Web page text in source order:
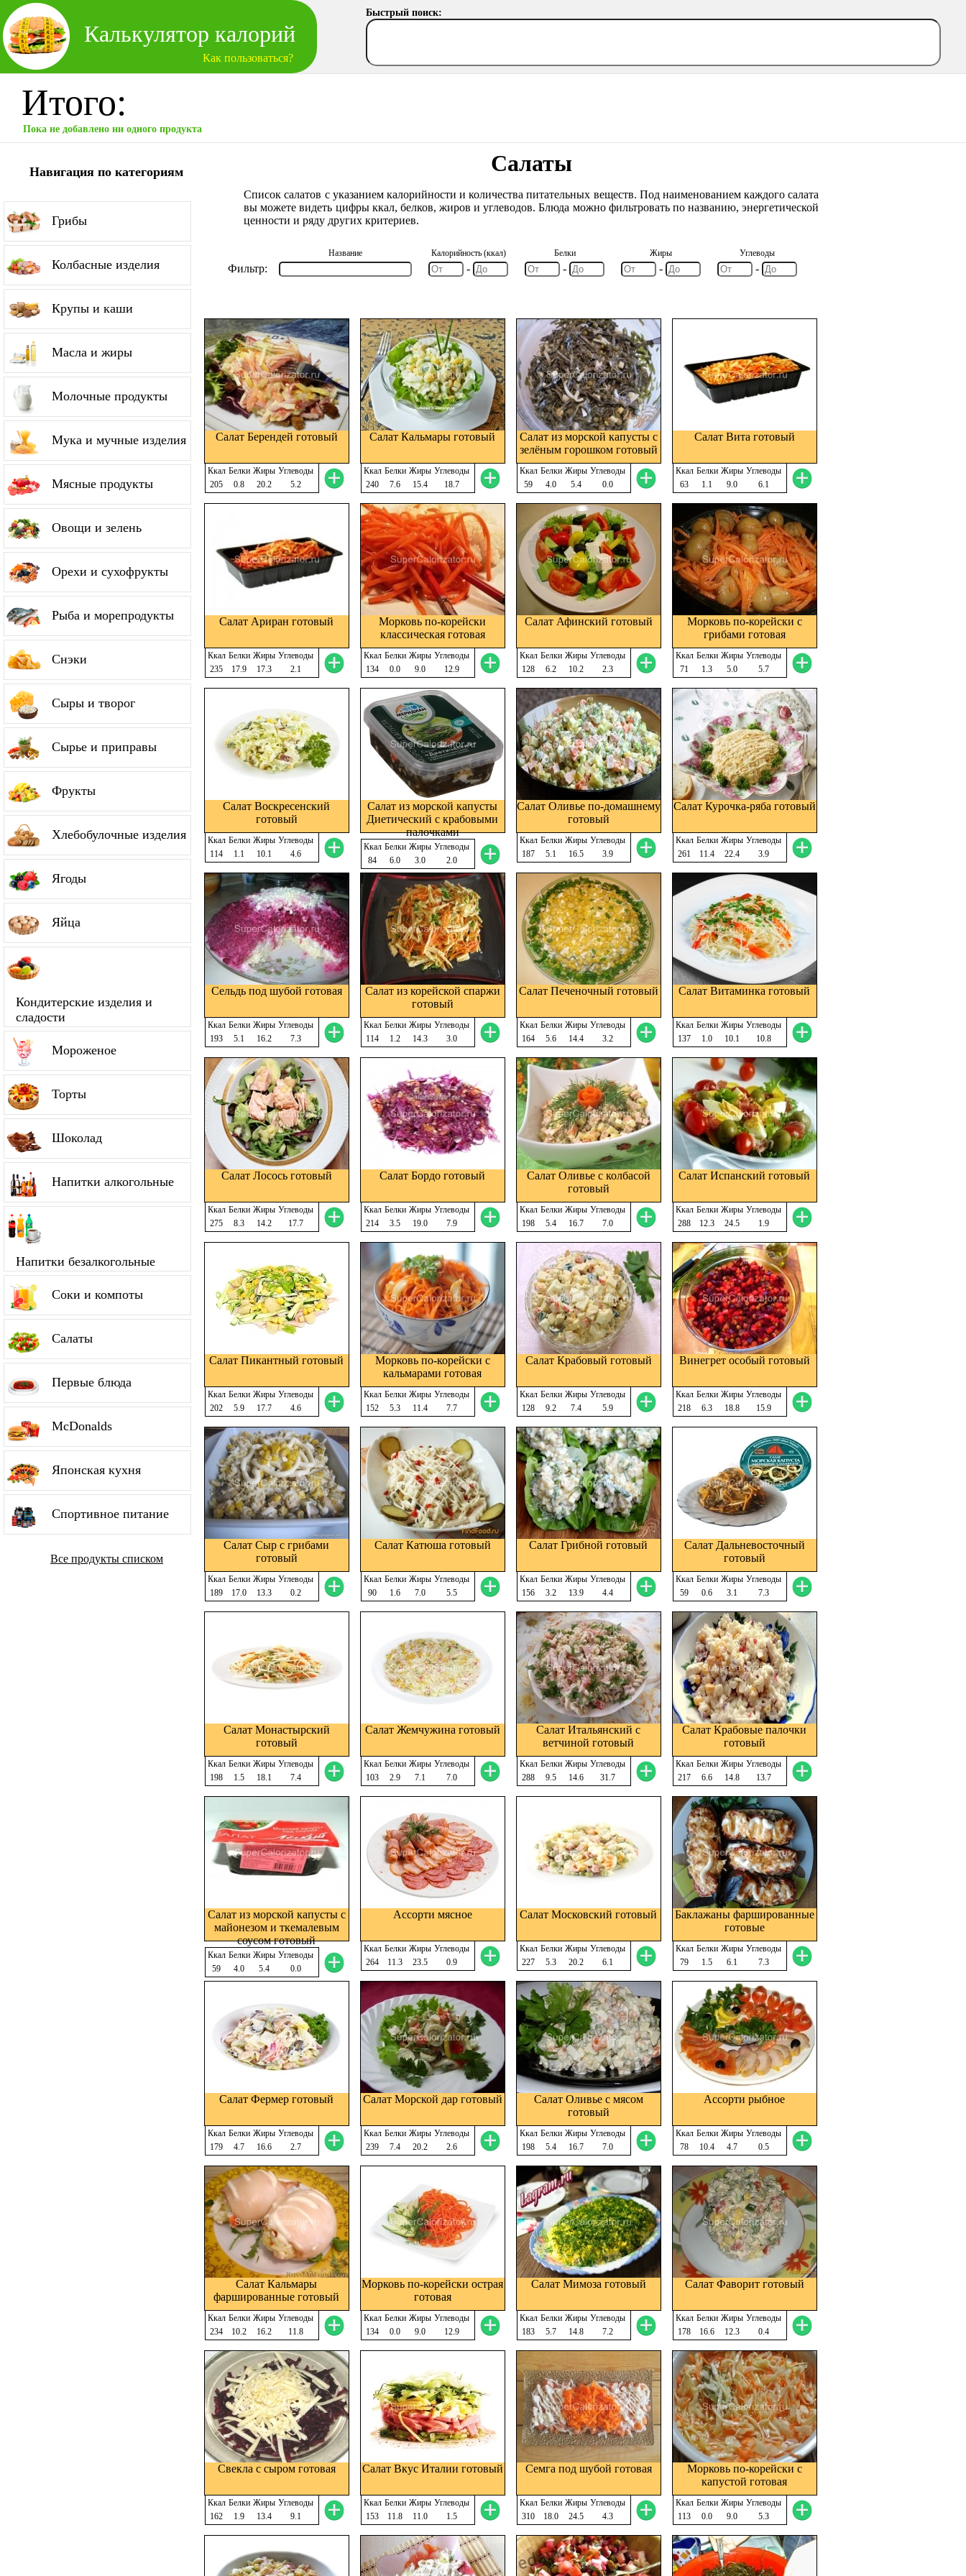
Калькулятор калорий
Как пользоваться?
Быстрый поиск:
Итого:
Пока не добавлено ни одного продукта
Навигация по категориям
Грибы
Колбасные изделия
Крупы и каши
Масла и жиры
Молочные продукты
Мука и мучные изделия
Мясные продукты
Овощи и зелень
Орехи и сухофрукты
Рыба и морепродукты
Снэки
Сыры и творог
Сырье и приправы
Фрукты
Хлебобулочные изделия
Ягоды
Яйца
Кондитерские изделия и
сладости
Мороженое
Торты
Шоколад
Напитки алкогольные
Напитки безалкогольные
Соки и компоты
Салаты
Первые блюда
McDonalds
Японская кухня
Спортивное питание
Все продукты списком
Салаты
Список салатов с указанием калорийности и количества питательных веществ. Под наименованием каждого салата
вы можете видеть цифры ккал, белков, жиров и углеводов. Блюда можно фильтровать по названию, энергетической
ценности и ряду других критериев.
Название Калорийность (ккал) Белки Жиры Углеводы
Фильтр: - - - -
Салат Берендей готовый
Ккал Белки Жиры Углеводы
205
0.8 20.2 5.2
Салат Кальмары готовый
Ккал Белки Жиры Углеводы
240
7.6 15.4 18.7
Салат из морской капусты с
зелёным горошком готовый
Ккал Белки Жиры Углеводы
59
4.0 5.4 0.0
Салат Вита готовый
Ккал Белки Жиры Углеводы
63
1.1 9.0 6.1
Салат Ариран готовый
Ккал Белки Жиры Углеводы
235
17.9 17.3 2.1
Морковь по-корейски
классическая готовая
Ккал Белки Жиры Углеводы
134
0.0 9.0 12.9
Салат Афинский готовый
Ккал Белки Жиры Углеводы
128
6.2 10.2 2.3
Морковь по-корейски с
грибами готовая
Ккал Белки Жиры Углеводы
71
1.3 5.0 5.7
Салат Воскресенский
готовый
Ккал Белки Жиры Углеводы
114
1.1 10.1 4.6
Салат из морской капусты
Диетический с крабовыми
палочками
Ккал Белки Жиры Углеводы
84
6.0 3.0 2.0
Салат Оливье по-домашнему
готовый
Ккал Белки Жиры Углеводы
187
5.1 16.5 3.9
Салат Курочка-ряба готовый
Ккал Белки Жиры Углеводы
261
11.4 22.4 3.9
Сельдь под шубой готовая
Ккал Белки Жиры Углеводы
193
5.1 16.2 7.3
Салат из корейской спаржи
готовый
Ккал Белки Жиры Углеводы
114
1.2 14.3 3.0
Салат Печеночный готовый
Ккал Белки Жиры Углеводы
164
5.6 14.4 3.2
Салат Витаминка готовый
Ккал Белки Жиры Углеводы
137
1.0 10.1 10.8
Салат Лосось готовый
Ккал Белки Жиры Углеводы
275
8.3 14.2 17.7
Салат Бордо готовый
Ккал Белки Жиры Углеводы
214
3.5 19.0 7.9
Салат Оливье с колбасой
готовый
Ккал Белки Жиры Углеводы
198
5.4 16.7 7.0
Салат Испанский готовый
Ккал Белки Жиры Углеводы
288
12.3 24.5 1.9
Салат Пикантный готовый
Ккал Белки Жиры Углеводы
202
5.9 17.7 4.6
Морковь по-корейски с
кальмарами готовая
Ккал Белки Жиры Углеводы
152
5.3 11.4 7.7
Салат Крабовый готовый
Ккал Белки Жиры Углеводы
128
9.2 7.4 5.9
Винегрет особый готовый
Ккал Белки Жиры Углеводы
218
6.3 18.8 15.9
Салат Сыр с грибами
готовый
Ккал Белки Жиры Углеводы
189
17.0 13.3 0.2
Салат Катюша готовый
Ккал Белки Жиры Углеводы
90
1.6 7.0 5.5
Салат Грибной готовый
Ккал Белки Жиры Углеводы
156
3.2 13.9 4.4
Салат Дальневосточный
готовый
Ккал Белки Жиры Углеводы
59
0.6 3.1 7.3
Салат Монастырский
готовый
Ккал Белки Жиры Углеводы
198
1.5 18.1 7.4
Салат Жемчужина готовый
Ккал Белки Жиры Углеводы
103
2.9 7.1 7.0
Салат Итальянский с
ветчиной готовый
Ккал Белки Жиры Углеводы
288
9.5 14.6 31.7
Салат Крабовые палочки
готовый
Ккал Белки Жиры Углеводы
217
6.6 14.8 13.7
Салат из морской капусты с
майонезом и ткемалевым
соусом готовый
Ккал Белки Жиры Углеводы
59
4.0 5.4 0.0
Ассорти мясное
Ккал Белки Жиры Углеводы
264
11.3 23.5 0.9
Салат Московский готовый
Ккал Белки Жиры Углеводы
227
5.3 20.2 6.1
Баклажаны фаршированные
готовые
Ккал Белки Жиры Углеводы
79
1.5 6.1 7.3
Салат Фермер готовый
Ккал Белки Жиры Углеводы
179
4.7 16.6 2.7
Салат Морской дар готовый
Ккал Белки Жиры Углеводы
239
7.4 20.2 2.6
Салат Оливье с мясом
готовый
Ккал Белки Жиры Углеводы
198
5.4 16.7 7.0
Ассорти рыбное
Ккал Белки Жиры Углеводы
78
10.4 4.7 0.5
Салат Кальмары
фаршированные готовый
Ккал Белки Жиры Углеводы
234
10.2 16.2 11.8
Морковь по-корейски острая
готовая
Ккал Белки Жиры Углеводы
134
0.0 9.0 12.9
Салат Мимоза готовый
Ккал Белки Жиры Углеводы
183
5.7 14.8 7.2
Салат Фаворит готовый
Ккал Белки Жиры Углеводы
178
16.6 12.3 0.4
Свекла с сыром готовая
Ккал Белки Жиры Углеводы
162
1.9 13.4 9.1
Салат Вкус Италии готовый
Ккал Белки Жиры Углеводы
153
11.8 11.0 1.5
Семга под шубой готовая
Ккал Белки Жиры Углеводы
310
18.0 24.5 4.3
Морковь по-корейски с
капустой готовая
Ккал Белки Жиры Углеводы
113
0.0 9.0 5.3